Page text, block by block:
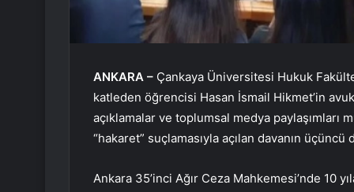
ANKARA – Çankaya Üniversitesi Hukuk
katleden öğrencisi Hasan İsmail Hikmet’in
açıklamalar ve toplumsal medya paylaşımları
“hakaret” suçlamasıyla açılan davanın
Ankara 35’inci Ağır Ceza Mahkemesi’nde 10